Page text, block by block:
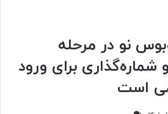
نو در مرحله
شماره‌گذاری برای ورود
است